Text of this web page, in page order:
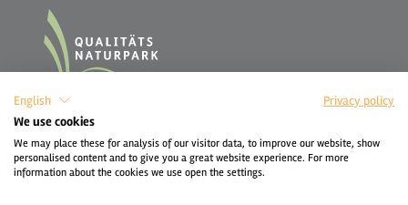
English
Privacy policy
We use cookies
We may place these for analysis of our visitor data, to improve our website, show
personalised content and to give you a great website experience. For more
information about the cookies we use open the settings.